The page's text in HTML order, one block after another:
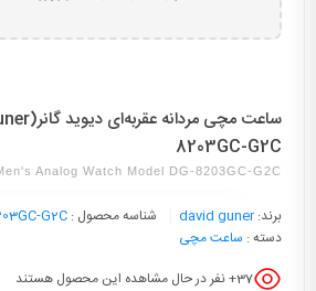
8203GC-G2C
Analog Watch Model DG-8203GC-G2C
برند: david guner شناسه محصول : G2C
دسته : ساعت مچی
37+ نفر در حال مشاهده این محصول هستند